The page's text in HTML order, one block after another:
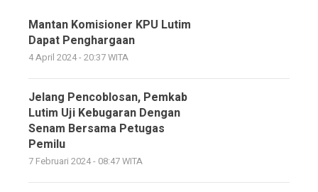
Mantan Komisioner KPU Lutim
Dapat Penghargaan
4 April 2024 - 20:37 WITA
Jelang Pencoblosan, Pemkab
Lutim Uji Kebugaran Dengan
Senam Bersama Petugas
Pemilu
7 Februari 2024 - 08:47 WITA